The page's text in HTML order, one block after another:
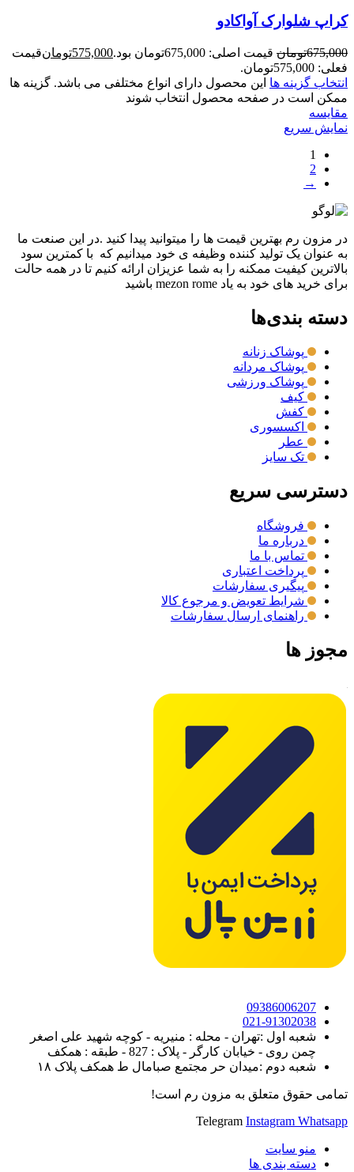
کراپ شلوارک آواکادو
675,000تومان قیمت اصلی: 675,000تومان بود. 575,000تومانقیمت
فعلی: 575,000تومان.
انتخاب گزینه ها این محصول دارای انواع مختلفی می باشد. گزینه ها
ممکن است در صفحه محصول انتخاب شوند
مقايسه
نمایش سریع
1
2
→
در مزون رم بهترین قیمت ها را میتوانید پیدا کنید .در این صنعت ما
به عنوان یک تولید کننده وظیفه ی خود میدانیم که با کمترین سود
بالاترین کیفیت ممکنه را به شما عزیزان ارائه کنیم تا در همه حالت
برای خرید های خود به یاد mezon rome باشید
دسته بندی‌ها
پوشاک زنانه
پوشاک مردانه
پوشاک ورزشی
کیف
کفش
اکسسوری
عطر
تک سایز
دسترسی سریع
فروشگاه
درباره ما
تماس با ما
پرداخت اعتباری
پیگیری سفارشات
شرایط تعویض و مرجوع کالا
راهنمای ارسال سفارشات
مجوز ها
09386006207
021-91302038
شعبه اول :تهران - محله : منیریه - کوچه شهید علی اصغر
چمن روی - خیابان کارگر - پلاک : 827 - طبقه : همکف
شعبه دوم :میدان حر مجتمع صبامال ط همکف پلاک ۱۸
تمامی حقوق متعلق به مزون رم است!
Telegram Instagram Whatsapp
منو سایت
دسته بندی ها